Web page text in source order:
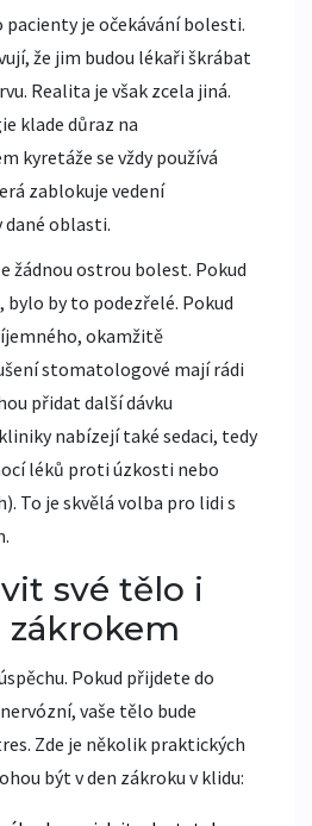
je očekávání bolesti.
že jim budou lékaři škrábat
Realita je však zcela jiná.
klade důraz na
kyretáže se vždy používá
zablokuje vedení
dané oblasti.
žádnou ostrou bolest. Pokud
by to podezřelé. Pokud
okamžitě
stomatologové mají rádi
přidat další dávku
nabízejí také sedaci, tedy
léků proti úzkosti nebo
To je skvělá volba pro lidi s
své tělo i
zákrokem
Pokud přijdete do
vaše tělo bude
Zde je několik praktických
být v den zákroku v klidu: